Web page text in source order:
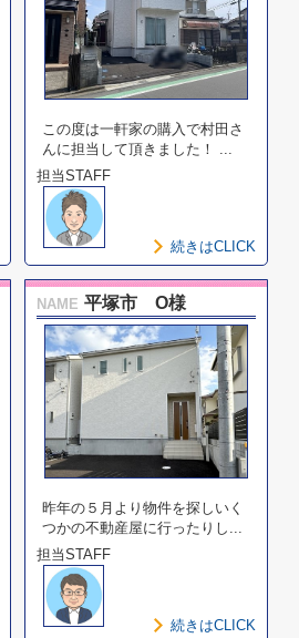
この度は一軒家の購入で村田さ
んに担当して頂きました！ ...
担当STAFF
続きはCLICK
NAME 平塚市 O様
昨年の５月より物件を探しいく
つかの不動産屋に行ったりし...
担当STAFF
続きはCLICK